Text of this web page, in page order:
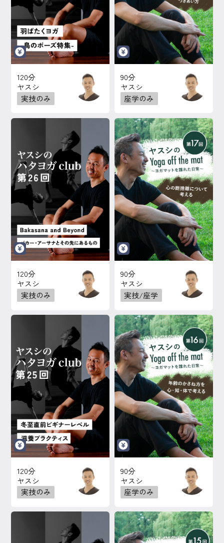
120分
ヤスシ
実技のみ
90分
ヤスシ
座学のみ
120分
ヤスシ
実技のみ
90分
ヤスシ
実技/座学
120分
ヤスシ
実技のみ
90分
ヤスシ
座学のみ